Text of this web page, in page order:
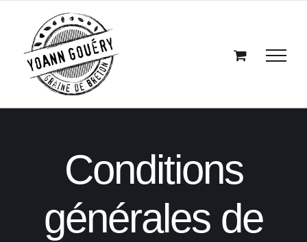
contenu
Conditions
générales de